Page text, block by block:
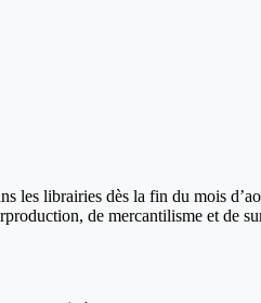
les librairies dès la fin du mois
de mercantilisme et de